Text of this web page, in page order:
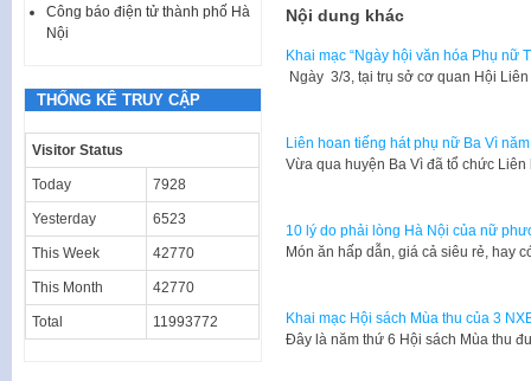
Nội dung khác
Khai mạc “Ngày hội văn hóa Phụ nữ
Ngày 3/3, tại trụ sở cơ quan Hội
Liên hoan tiếng hát phụ nữ Ba Vì
Vừa qua huyện Ba Vì đã tổ chức
10 lý do phải lòng Hà Nội của nữ
Món ăn hấp dẫn, giá cả siêu rẻ, hay
Khai mạc Hội sách Mùa thu của 3
Đây là năm thứ 6 Hội sách Mùa thu
Công báo điện tử thành phố Hà
Nội
THỐNG KÊ TRUY CẬP
Visitor Status
Today 7928
Yesterday 6523
This Week 42770
This Month 42770
Total 11993772